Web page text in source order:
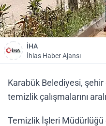
İHA
İhlas Haber Ajansı
Karabük Belediyesi,
temizlik çalışmalarını
Temizlik İşleri Müdürlüğü